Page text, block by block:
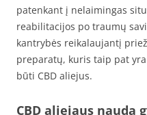
patenkant į nelaimingas
reabilitacijos po traumų
kantrybės reikalaujantį
preparatų, kuris taip pat
būti CBD aliejus.
CBD aliejaus nauda